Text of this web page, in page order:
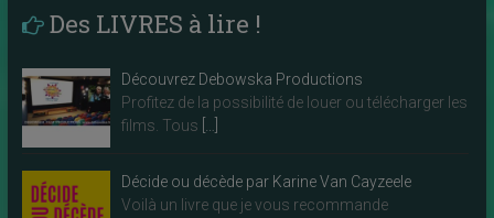
Des LIVRES à lire !
Découvrez Debowska Productions
Profitez de la possibilité de louer ou télécharger les
films. Tous
Décide ou décède par Karine Van Cayzeele
Voilà un livre que je vous recommande